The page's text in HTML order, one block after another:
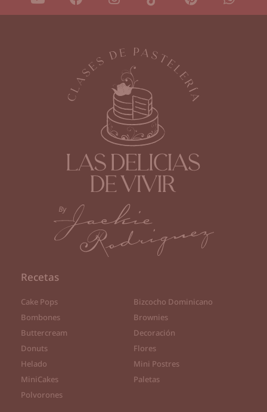
Recetas
Cake Pops
Bizcocho Dominicano
Bombones
Brownies
Buttercream
Decoración
Donuts
Flores
Helado
Mini Postres
MiniCakes
Paletas
Polvorones